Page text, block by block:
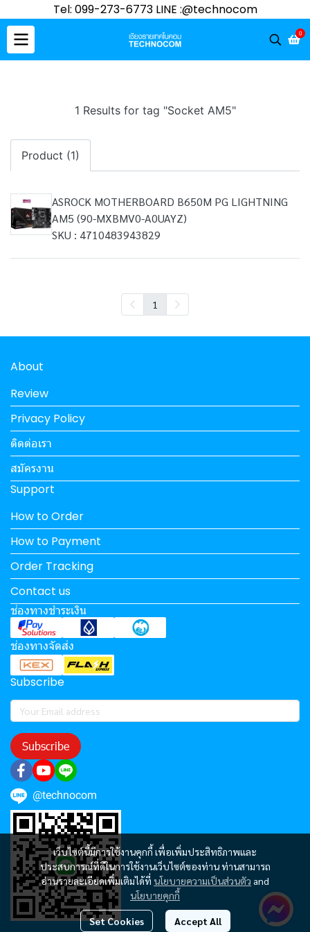
Tel: 099-273-6773 LINE :@technocom
0
1 Results for tag "Socket AM5"
Product (1)
ASROCK MOTHERBOARD B650M PG LIGHTNING
AM5 (90-MXBMV0-A0UAYZ)
SKU : 4710483943829
1
เว็บไซต์นี้มีการใช้งานคุกกี้ เพื่อเพิ่มประสิทธิภาพและ
ประสบการณ์ที่ดีในการใช้งานเว็บไซต์ของท่าน ท่านสามารถ
อ่านรายละเอียดเพิ่มเติมได้ที่ นโยบายความเป็นส่วนตัว and
นโยบายคุกกี้
Set Cookies Accept All
About
Review
Privacy Policy
ติดต่อเรา
สมัครงาน
Support
How to Order
How to Payment
Order Tracking
Contact us
ช่องทางชำระเงิน
ช่องทางจัดส่ง
Subscribe
Subscribe
@technocom